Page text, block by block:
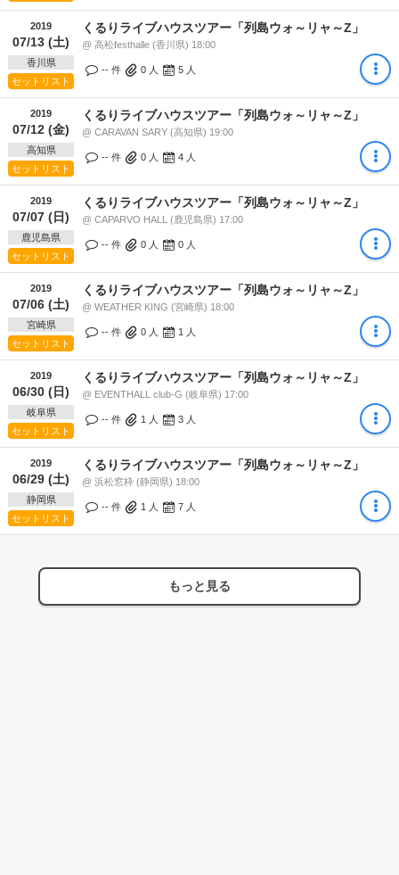
2019
07/13 (土)
香川県
セットリスト
くるりライブハウスツアー「列島ウォ～リャ～Z」
@ 高松festhalle (香川県) 18:00
-- 件 0 人 5 人
2019
07/12 (金)
高知県
セットリスト
くるりライブハウスツアー「列島ウォ～リャ～Z」
@ CARAVAN SARY (高知県) 19:00
-- 件 0 人 4 人
2019
07/07 (日)
鹿児島県
セットリスト
くるりライブハウスツアー「列島ウォ～リャ～Z」
@ CAPARVO HALL (鹿児島県) 17:00
-- 件 0 人 0 人
2019
07/06 (土)
宮崎県
セットリスト
くるりライブハウスツアー「列島ウォ～リャ～Z」
@ WEATHER KING (宮崎県) 18:00
-- 件 0 人 1 人
2019
06/30 (日)
岐阜県
セットリスト
くるりライブハウスツアー「列島ウォ～リャ～Z」
@ EVENTHALL club-G (岐阜県) 17:00
-- 件 1 人 3 人
2019
06/29 (土)
静岡県
セットリスト
くるりライブハウスツアー「列島ウォ～リャ～Z」
@ 浜松窓枠 (静岡県) 18:00
-- 件 1 人 7 人
もっと見る